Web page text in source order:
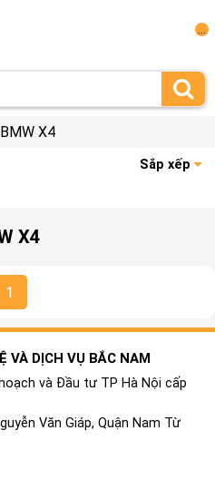
X4
Sắp xếp
X4
1
VÀ DỊCH VỤ BẮC NAM
và Đầu tư TP Hà Nội cấp
Văn Giáp, Quận Nam Từ